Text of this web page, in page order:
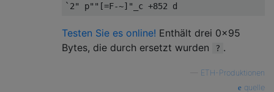
Testen Sie es online! Enthält drei 0x95
Bytes, die durch ersetzt wurden
? .
ETH-Produktionen
quelle